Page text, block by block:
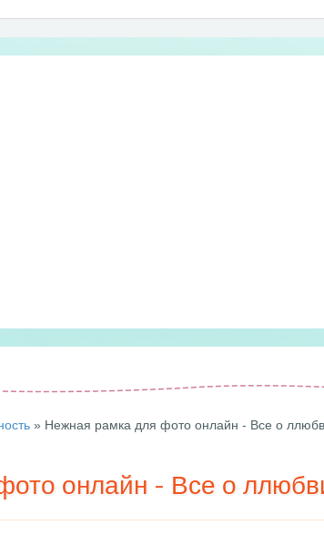
» Нежная рамка для фото онлайн - Все о
онлайн - Все о